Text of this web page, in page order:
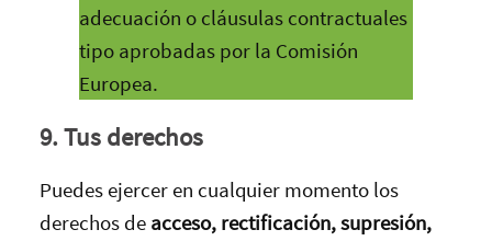
adecuación o cláusulas contractuales
tipo aprobadas por la Comisión
Europea.
9. Tus derechos
Puedes ejercer en cualquier momento los
derechos de acceso, rectificación, supresión,